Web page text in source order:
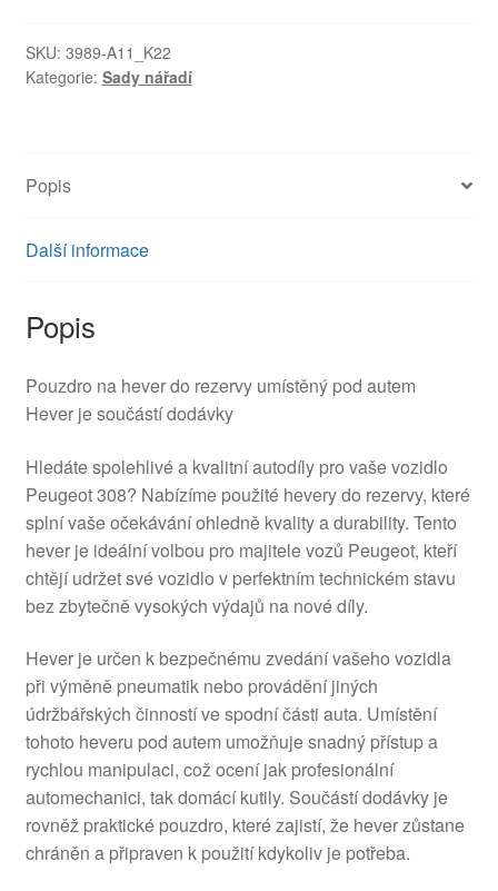
308
674418
SKU: 3989-A11_K22
Kategorie: Sady nářadí
Popis
Další informace
Popis
Pouzdro na hever do rezervy umístěný pod autem
Hever je součástí dodávky
Hledáte spolehlivé a kvalitní autodíly pro vaše vozidlo
Peugeot 308? Nabízíme použité hevery do rezervy, které
splní vaše očekávání ohledně kvality a durability. Tento
hever je ideální volbou pro majitele vozů Peugeot, kteří
chtějí udržet své vozidlo v perfektním technickém stavu
bez zbytečně vysokých výdajů na nové díly.
Hever je určen k bezpečnému zvedání vašeho vozidla
při výměně pneumatik nebo provádění jiných
údržbářských činností ve spodní části auta. Umístění
tohoto heveru pod autem umožňuje snadný přístup a
rychlou manipulaci, což ocení jak profesionální
automechanici, tak domácí kutily. Součástí dodávky je
rovněž praktické pouzdro, které zajistí, že hever zůstane
chráněn a připraven k použití kdykoliv je potřeba.